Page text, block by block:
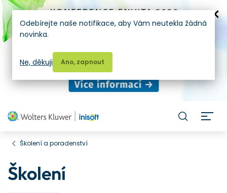
Školení a poradenství
Školení
Odebírejte naše notifikace, aby Vám neutekla žádná
novinka.
Ano, zapnout
Ne, děkuji